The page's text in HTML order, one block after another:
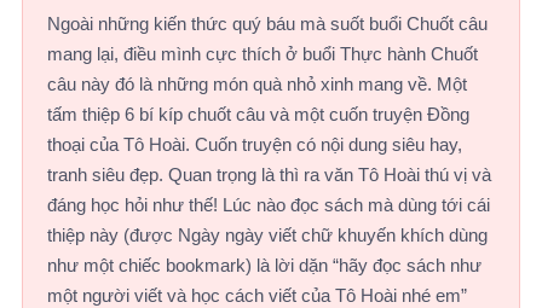
Ngoài những kiến thức quý báu mà suốt buổi Chuốt câu
mang lại, điều mình cực thích ở buổi Thực hành Chuốt
câu này đó là những món quà nhỏ xinh mang về. Một
tấm thiệp 6 bí kíp chuốt câu và một cuốn truyện Đồng
thoại của Tô Hoài. Cuốn truyện có nội dung siêu hay,
tranh siêu đẹp. Quan trọng là thì ra văn Tô Hoài thú vị và
đáng học hỏi như thế! Lúc nào đọc sách mà dùng tới cái
thiệp này (được Ngày ngày viết chữ khuyến khích dùng
như một chiếc bookmark) là lời dặn “hãy đọc sách như
một người viết và học cách viết của Tô Hoài nhé em”